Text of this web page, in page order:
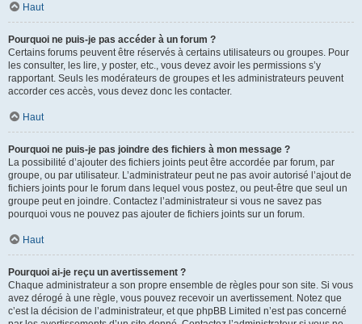
Haut
Pourquoi ne puis-je pas accéder à un forum ?
Certains forums peuvent être réservés à certains utilisateurs ou groupes. Pour
les consulter, les lire, y poster, etc., vous devez avoir les permissions s’y
rapportant. Seuls les modérateurs de groupes et les administrateurs peuvent
accorder ces accès, vous devez donc les contacter.
Haut
Pourquoi ne puis-je pas joindre des fichiers à mon message ?
La possibilité d’ajouter des fichiers joints peut être accordée par forum, par
groupe, ou par utilisateur. L’administrateur peut ne pas avoir autorisé l’ajout de
fichiers joints pour le forum dans lequel vous postez, ou peut-être que seul un
groupe peut en joindre. Contactez l’administrateur si vous ne savez pas
pourquoi vous ne pouvez pas ajouter de fichiers joints sur un forum.
Haut
Pourquoi ai-je reçu un avertissement ?
Chaque administrateur a son propre ensemble de règles pour son site. Si vous
avez dérogé à une règle, vous pouvez recevoir un avertissement. Notez que
c’est la décision de l’administrateur, et que phpBB Limited n’est pas concerné